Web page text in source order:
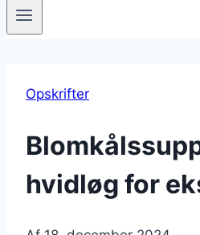
Opskrifter
hvidløg for